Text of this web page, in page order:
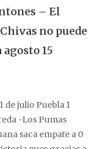
– El
no puede
15
de julio Puebla 1
-Los Pumas
saca empate a 0